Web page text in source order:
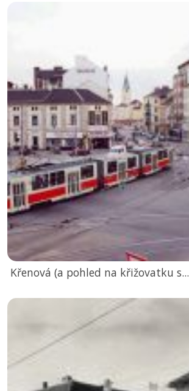
Křenová (a pohled na křižovatku s...